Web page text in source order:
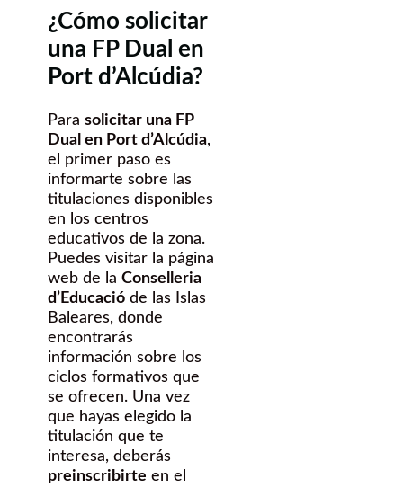
¿Cómo solicitar
una FP Dual en
Port d’Alcúdia?
Para solicitar una FP
Dual en Port d’Alcúdia,
el primer paso es
informarte sobre las
titulaciones disponibles
en los centros
educativos de la zona.
Puedes visitar la página
web de la Conselleria
d’Educació de las Islas
Baleares, donde
encontrarás
información sobre los
ciclos formativos que
se ofrecen. Una vez
que hayas elegido la
titulación que te
interesa, deberás
preinscribirte en el